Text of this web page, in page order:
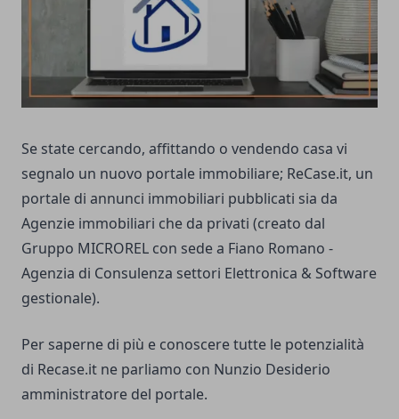
Se state cercando, affittando o vendendo casa vi
segnalo un nuovo portale immobiliare; ReCase.it, un
portale di annunci immobiliari pubblicati sia da
Agenzie immobiliari che da privati (creato dal
Gruppo MICROREL con sede a Fiano Romano -
Agenzia di Consulenza settori Elettronica & Software
gestionale).
Per saperne di più e conoscere tutte le potenzialità
di Recase.it ne parliamo con Nunzio Desiderio
amministratore del portale.